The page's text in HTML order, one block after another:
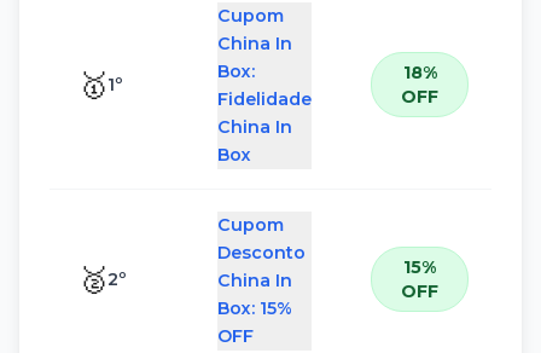
🥇1º
Cupom
China In
Box:
Fidelidade
China In
Box
18%
OFF
🥈2º
Cupom
Desconto
China In
Box: 15%
OFF
15%
OFF